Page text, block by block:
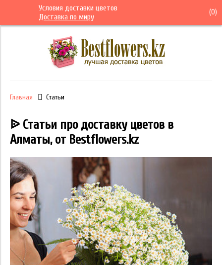
Условия доставки цветов
Доставка по миру
(0)
Главная Статьи
ᐉ Статьи про доставку цветов в
Алматы, от Bestflowers.kz